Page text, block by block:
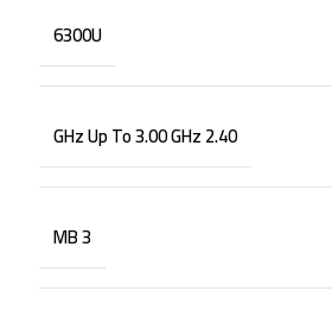
6300U
2.40 GHz Up To 3.00 GHz
3 MB